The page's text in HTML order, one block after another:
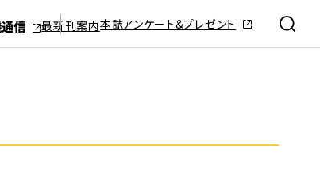
最新刊案内本誌アンケート&プレゼント